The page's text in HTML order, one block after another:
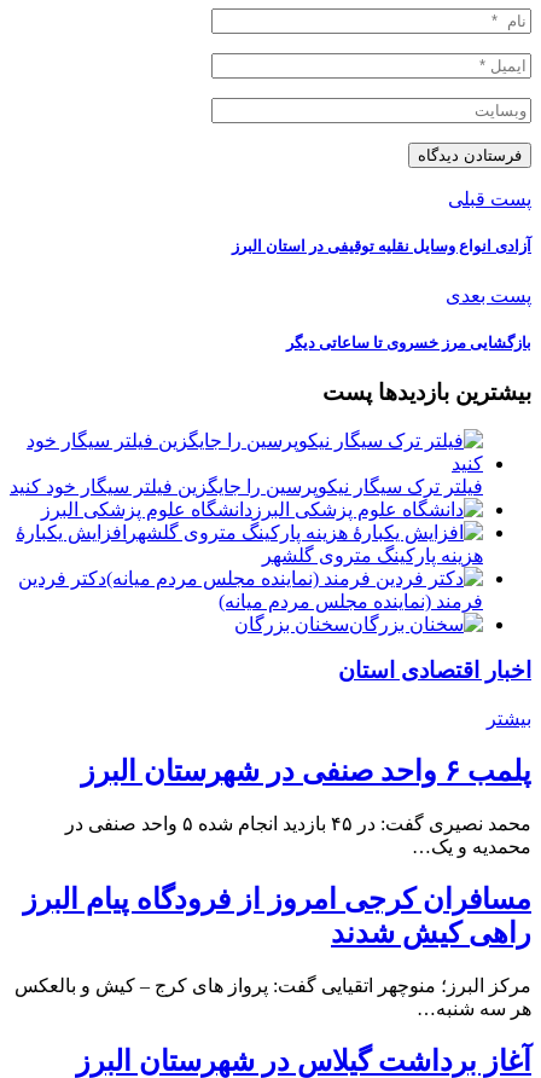
پست قبلی
آزادی انواع وسایل نقلیه توقیفی در استان البرز
پست بعدی
بازگشایی مرز خسروی تا ساعاتی دیگر
بیشترین بازدیدها پست
فیلتر ترک سیگار نیکوپرسین را جایگزین فیلتر سیگار خود کنید
دانشگاه علوم پزشکی البرز
افزایش یکبارۀ
هزینه پارکینگ متروی گلشهر
دكتر فردين
فرمند (نماينده مجلس مردم میانه)
سخنان بزرگان
اخبار اقتصادی استان
بیشتر
پلمب ۶ واحد صنفی در شهرستان البرز
محمد نصیری گفت: در ۴۵ بازدید انجام شده ۵ واحد صنفی در
محمدیه و یک…
مسافران کرجی امروز از فرودگاه پیام البرز
راهی کیش شدند
مرکز البرز؛ منوچهر اتقیایی گفت: پرواز های کرج – کیش و بالعکس
هر سه شنبه…
آغاز برداشت گیلاس در شهرستان البرز